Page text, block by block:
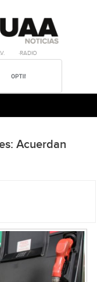
·RADIO
Acuerdan